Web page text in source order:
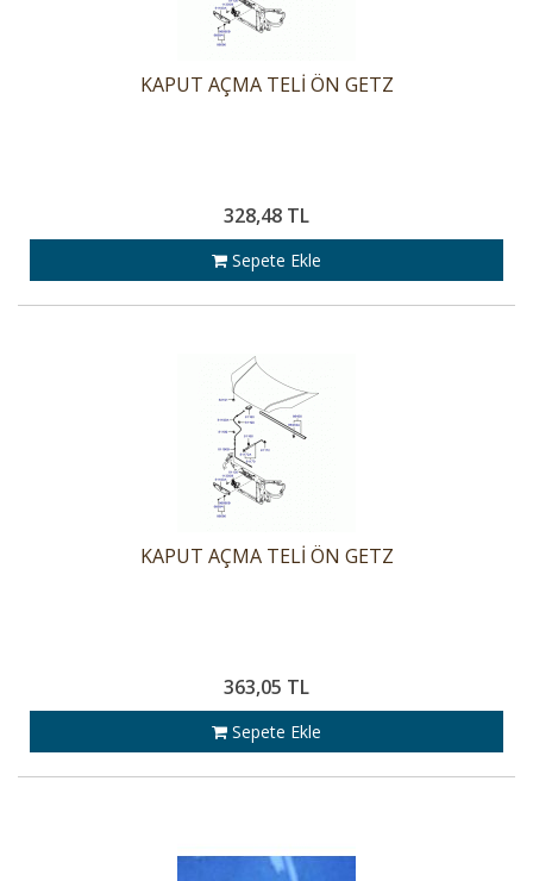
KAPUT AÇMA TELİ ÖN GETZ
328,48 TL
Sepete Ekle
KAPUT AÇMA TELİ ÖN GETZ
363,05 TL
Sepete Ekle